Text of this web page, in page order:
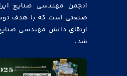
انجمن مهندسی صنایع
صنعتی است که با هدف
شد.